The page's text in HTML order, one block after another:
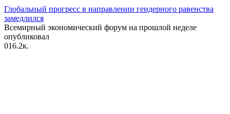
Глобальный прогресс в направлении гендерного равенства
замедлился
Всемирный экономический форум на прошлой неделе
опубликовал
016.2к.